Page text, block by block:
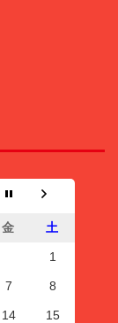
金 土
1
7 8
14 15